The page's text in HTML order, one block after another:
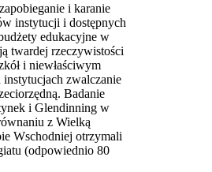
i karanie
instytucji i dostępnych
edukacyjne w
twardej rzeczywistości
i niewłaściwym
instytucjach zwalczanie
Badanie
i Glendinning w
z Wielką
Wschodniej otrzymali
(odpowiednio 80